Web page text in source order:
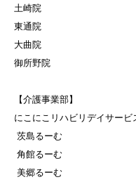
土崎院
東通院
大曲院
御所野院
【介護事業部】
にこにこリハビリデイサービ
茨島るーむ
角館るーむ
美郷るーむ